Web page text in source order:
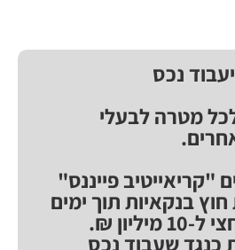
נכס
לכל מטרה לבעלי
"קריאייטיב פייננס"
בנקאיות תוך ימים
ובסכומים שבין חצי ל-10 מיליון ₪.
כנגד שעבוד נכס